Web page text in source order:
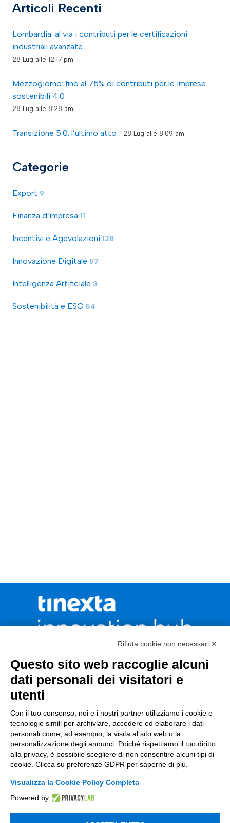
Articoli Recenti
Lombardia: al via i contributi per le certificazioni
industriali avanzate
28 Lug alle 12:17 pm
Mezzogiorno: fino al 75% di contributi per le imprese
sostenibili 4.0
28 Lug alle 8:28 am
Transizione 5.0: l’ultimo atto 28 Lug alle 8:09 am
Categorie
Export 9
Finanza d’impresa 11
Incentivi e Agevolazioni 128
Innovazione Digitale 57
Intelligenza Artificiale 3
Sostenibilità e ESG 54
CONTATTACI
Incentivi e Bandi
Incentivi per le imprese
Bandi
Consulenza
Rifiuta cookie non necessari ✕
Questo sito web raccoglie alcuni
dati personali dei visitatori e
utenti
Con il tuo consenso, noi e i nostri partner utilizziamo i cookie e
tecnologie simili per archiviare, accedere ed elaborare i dati
personali come, ad esempio, la visita al sito web o la
personalizzazione degli annunci. Poiché rispettiamo il tuo diritto
alla privacy, è possibile scegliere di non consentire alcuni tipi di
cookie. Clicca su preferenze GDPR per saperne di più.
Visualizza la Cookie Policy Completa
Powered by